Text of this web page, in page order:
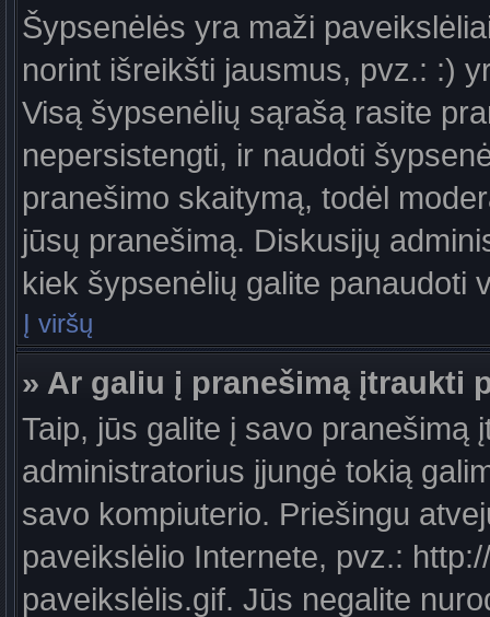
Šypsenėlės yra maži
norint išreikšti jausmus, pvz.: :)
Visą šypsenėlių sąrašą rasite
nepersistengti, ir naudoti
pranešimo skaitymą, todėl
jūsų pranešimą. Diskusijų
kiek šypsenėlių galite panaudoti
Į viršų
» Ar galiu į pranešimą įtraukti
Taip, jūs galite į savo pranešimą
administratorius įjungė tokią
savo kompiuterio. Priešingu
paveikslėlio Internete, pvz.:
paveikslėlis.gif. Jūs negalite